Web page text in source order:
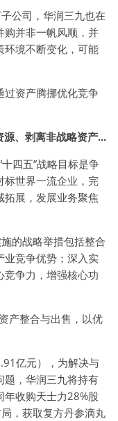
公司，华润三九也在
购并非一帆风顺，并
环境不断变化，可能
过资产腾挪优化竞争
源、剥离非战略资产...
四五”战略目标是争
标世界一流企业，完
展，发展业务聚焦
的战略举措包括整合
业竞争优势；深入实
争力，增强核心功
产整合与出售，以优
亿元），为解决与
题，华润三九将持有
年收购天士力28%股
，获取复方丹参滴丸